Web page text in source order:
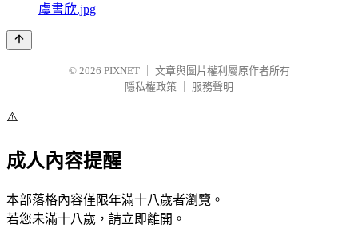
虞書欣.jpg
© 2026 PIXNET
文章與圖片權利屬原作者所有
隱私權政策
服務聲明
⚠️
成人內容提醒
本部落格內容僅限年滿十八歲者瀏覽。
若您未滿十八歲，請立即離開。